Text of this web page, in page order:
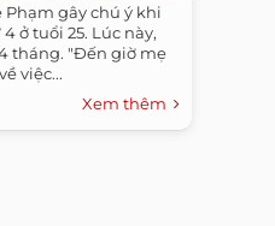
Phạm gây chú ý khi
ở tuổi 25. Lúc này,
tháng. "Đến giờ mẹ
việc...
Xem thêm